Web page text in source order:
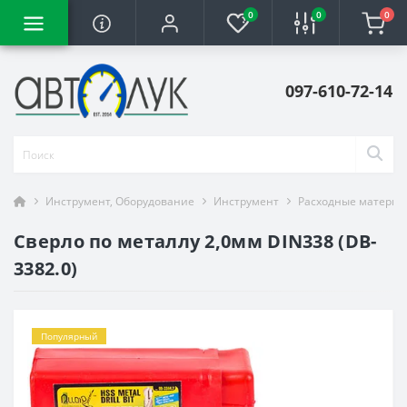
0 0 0
097-610-72-14
Инструмент, Оборудование Инструмент Расходные
Сверло по металлу 2,0мм DIN338 (DB-
3382.0)
Популярный